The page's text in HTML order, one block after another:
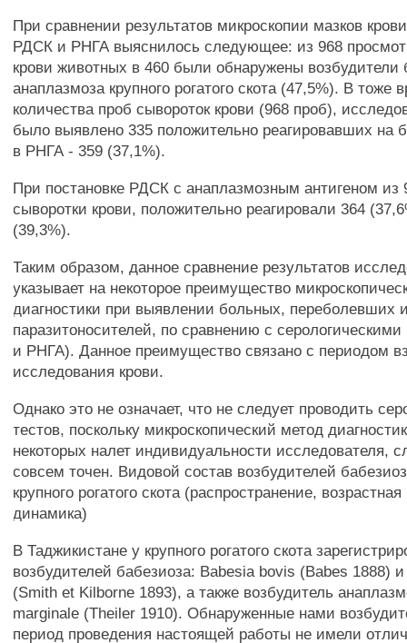
При сравнении результатов микроскопии мазков
РДСК и РНГА выяснилось следующее: из 968
крови животных в 460 были обнаружены возбудители
анаплазмоза крупного рогатого скота (47,5%). В тоже
количества проб сывороток крови (968 проб),
было выявлено 335 положительно реагировавших на
в РНГА - 359 (37,1%).
При постановке РДСК с анаплазмозным антигеном из
сыворотки крови, положительно реагировали 364
(39,3%).
Таким образом, данное сравнение результатов
указывает на некоторое преимущество
диагностики при выявлении больных, переболевших
паразитоносителей, по сравнению с
и РНГА). Данное преимущество связано с периодом
исследования крови.
Однако это не означает, что не следует проводить
тестов, поскольку микроскопический метод
некоторых налет индивидуальности исследователя,
совсем точен. Видовой состав возбудителей
крупного рогатого скота (распространение,
динамика)
В Таджикистане у крупного рогатого скота
возбудителей бабезиоза: Babesia bovis (Babes 1888)
(Smith et Kilborne 1893), а также возбудитель
marginale (Theiler 1910). Обнаруженные нами
период проведения настоящей работы не имели